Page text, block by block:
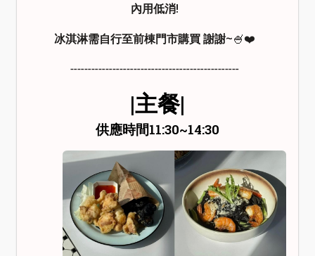
內用低消!
冰淇淋需自行至前棟門市購買 謝謝~🍧❤️
╌╌╌╌╌╌╌╌╌╌╌╌╌╌╌╌╌╌╌╌╌╌╌╌
|主餐|
供應時間11:30~14:30